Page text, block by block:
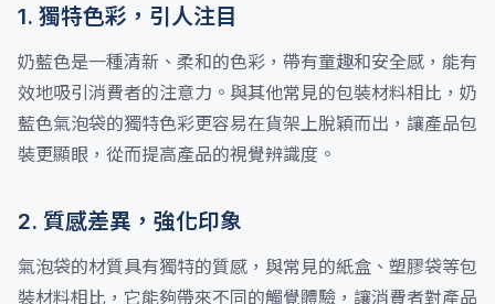
1. 獨特色彩，引人注目
奶藍色是一種清新、柔和的色彩，帶有童趣和安全感，能有
效地吸引消費者的注意力。與其他常見的包裝材料相比，奶
藍色氣泡袋的獨特色彩更容易在貨架上脫穎而出，讓產品包
裝更顯眼，從而提高產品的視覺辨識度。
2. 質感差異，強化印象
氣泡袋的材質具有獨特的質感，與常見的紙盒、塑膠袋等包
裝材料相比，它能夠帶來不同的觸覺體驗，讓消費者對產品